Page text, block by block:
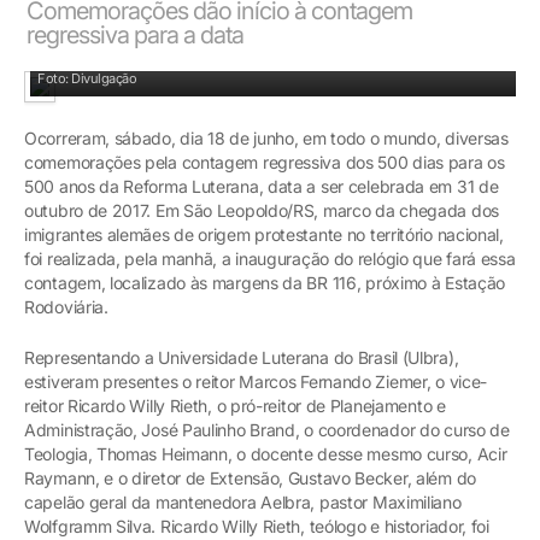
Comemorações dão início à contagem
regressiva para a data
Foto: Divulgação
Ocorreram, sábado, dia 18 de junho, em todo o mundo, diversas
comemorações pela contagem regressiva dos 500 dias para os
500 anos da Reforma Luterana, data a ser celebrada em 31 de
outubro de 2017. Em São Leopoldo/RS, marco da chegada dos
imigrantes alemães de origem protestante no território nacional,
foi realizada, pela manhã, a inauguração do relógio que fará essa
contagem, localizado às margens da BR 116, próximo à Estação
Rodoviária.
Representando a Universidade Luterana do Brasil (Ulbra),
estiveram presentes o reitor Marcos Fernando Ziemer, o vice-
reitor Ricardo Willy Rieth, o pró-reitor de Planejamento e
Administração, José Paulinho Brand, o coordenador do curso de
Teologia, Thomas Heimann, o docente desse mesmo curso, Acir
Raymann, e o diretor de Extensão, Gustavo Becker, além do
capelão geral da mantenedora Aelbra, pastor Maximiliano
Wolfgramm Silva. Ricardo Willy Rieth, teólogo e historiador, foi